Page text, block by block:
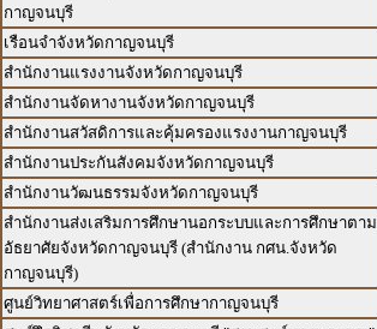
กาญจนบุรี
เรือนจำจังหวัดกาญจนบุรี
สำนักงานแรงงานจังหวัดกาญจนบุรี
สำนักงานจัดหางานจังหวัดกาญจนบุรี
สำนักงานสวัสดิการและคุ้มครองแรงงานกาญจนบุรี
สำนักงานประกันสังคมจังหวัดกาญจนบุรี
สำนักงานวัฒนธรรมจังหวัดกาญจนบุรี
สำนักงานส่งเสริมการศึกษานอกระบบและการศึกษาตาม
อัธยาศัยจังหวัดกาญจนบุรี (สำนักงาน กศน.จังหวัด
กาญจนบุรี)
ศูนย์วิทยาศาสตร์เพื่อการศึกษากาญจนบุรี